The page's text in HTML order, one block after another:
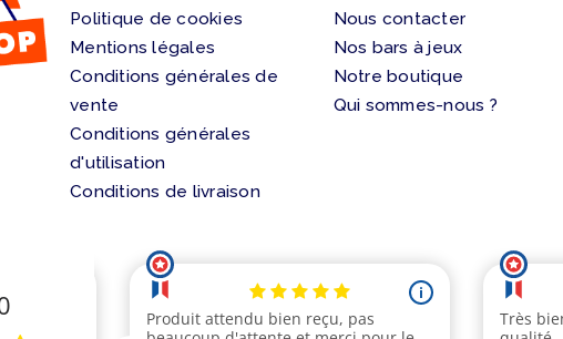
Politique de cookies
Mentions légales
Conditions générales de
vente
Conditions générales
d'utilisation
Conditions de livraison
Nous contacter
Nos bars à jeux
Notre boutique
Qui sommes-nous ?